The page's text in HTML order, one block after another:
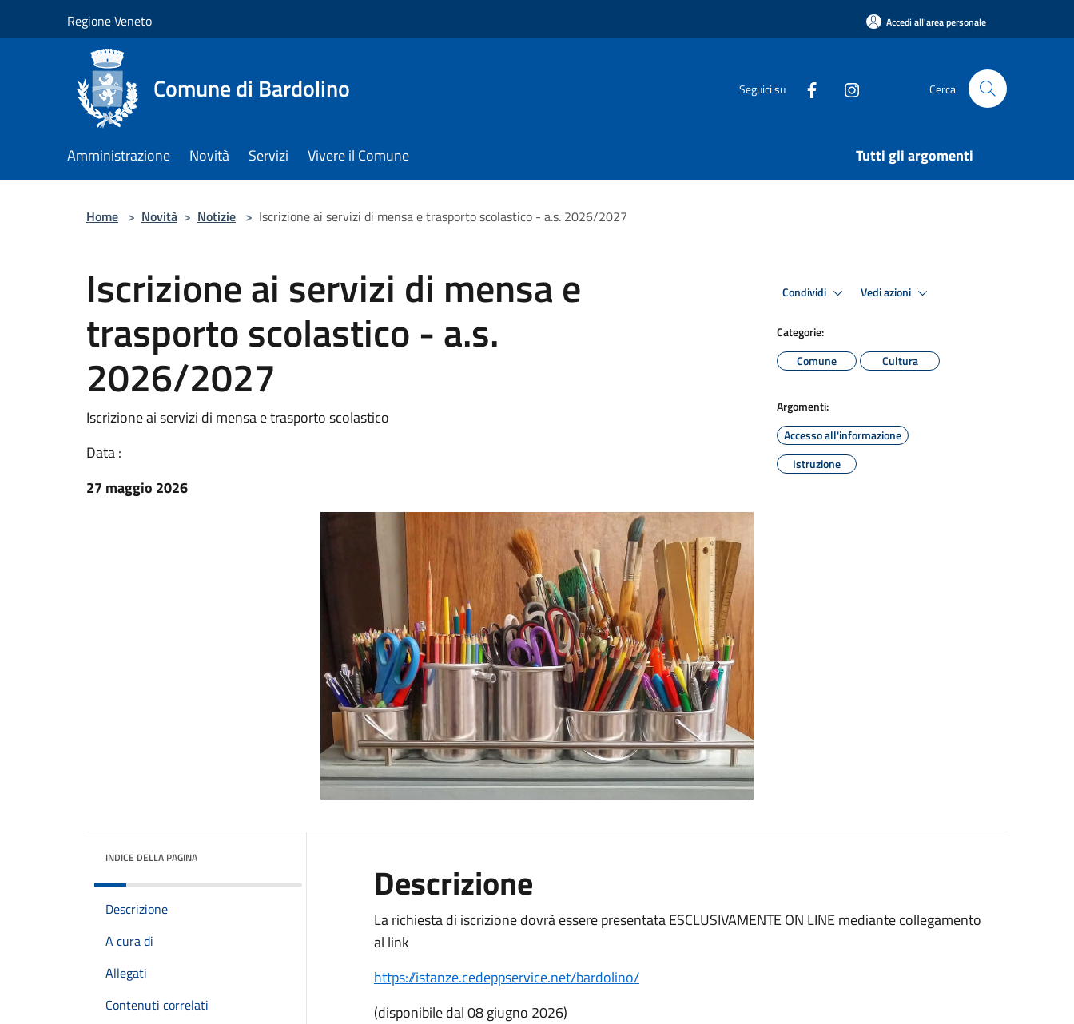
Regione Veneto Accedi all'area personale
Comune di Bardolino Seguici su Cerca
Amministrazione Novità Servizi Vivere il Comune Tutti gli argomenti
Home > Novità > Notizie > Iscrizione ai servizi di mensa e trasporto scolastico - a.s. 2026/2027
Iscrizione ai servizi di mensa e
trasporto scolastico - a.s.
2026/2027
Iscrizione ai servizi di mensa e trasporto scolastico
Data :
27 maggio 2026
Condividi Vedi azioni
Categorie:
Comune
Cultura
Argomenti:
Accesso all'informazione
Istruzione
INDICE DELLA PAGINA
Descrizione
A cura di
Allegati
Contenuti correlati
Descrizione
La richiesta di iscrizione dovrà essere presentata ESCLUSIVAMENTE ON LINE mediante collegamento
al link
https://istanze.cedeppservice.net/bardolino/
(disponibile dal 08 giugno 2026)